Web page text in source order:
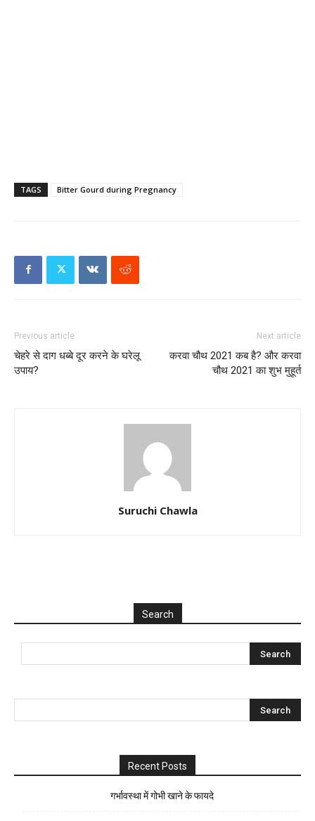
TAGS Bitter Gourd during Pregnancy
Previous article
चेहरे से दाग धब्बे दूर करने के घरेलू
उपाय?
Next article
करवा चौथ 2021 कब है? और करवा
चौथ 2021 का शुभ मुहूर्त
Suruchi Chawla
Search
Recent Posts
गर्भावस्था में गोभी खाने के फायदे